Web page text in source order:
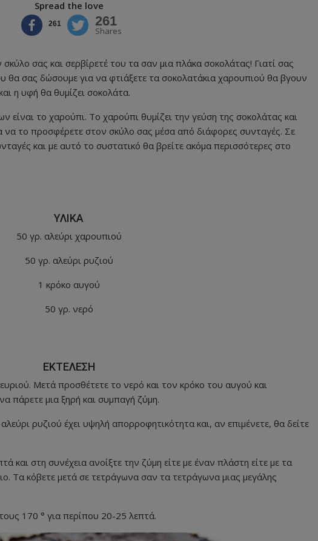
Spread the love
261 261
Shares
σας και σερβίρετέ του τα σαν μια πλάκα σοκολάτας! Γιατί σας
θα σας δώσουμε για να φτιάξετε τα σοκολατάκια χαρουπιού θα βγουν
η υφή θα θυμίζει σοκολάτα.
το χαρούπι. Το χαρούπι θυμίζει την γεύση της σοκολάτας και
να το προσφέρετε στον σκύλο σας μέσα από διάφορες συνταγές. Σε
και με αυτό το συστατικό θα βρείτε ακόμα περισσότερες στο
ΥΛΙΚΑ
50 γρ. αλεύρι χαρουπιού
50 γρ. αλεύρι ρυζιού
1 κρόκο αυγού
50 γρ. νερό
ΕΚΤΕΛΕΣΗ
Μετά προσθέτετε το νερό και τον κρόκο του αυγού και
πάρετε μια ξηρή και συμπαγή ζύμη.
ρυζιού έχει υψηλή απορροφητικότητα και, αν επιμένετε, θα δείτε
και στη συνέχεια ανοίξτε την ζύμη είτε με έναν πλάστη είτε με τα
Τα κόβετε μετά σε τετράγωνα σαν τα τετράγωνα μιας μεγάλης
170 ° για περίπου 20-25 λεπτά.